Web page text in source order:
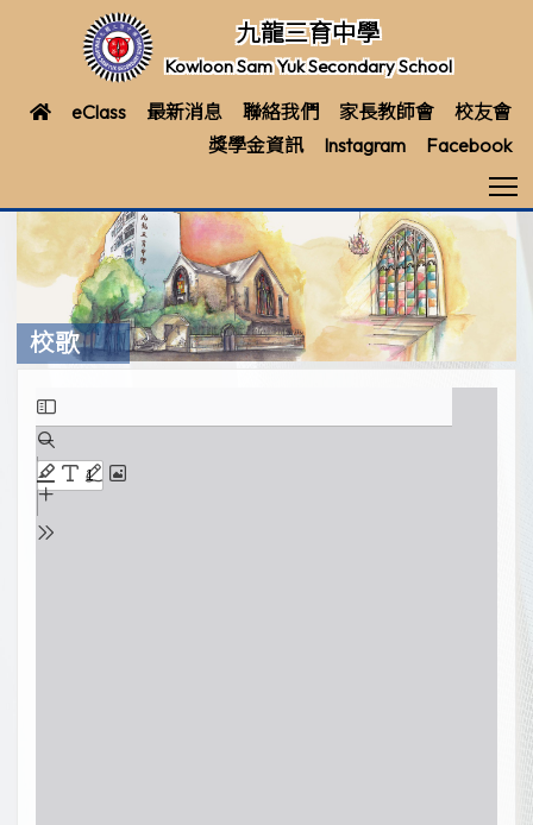
九龍三育中學
Kowloon Sam Yuk Secondary School
eClass 最新消息 聯絡我們 家長教師會
校友會
獎學金資訊
Instagram Facebook
校歌